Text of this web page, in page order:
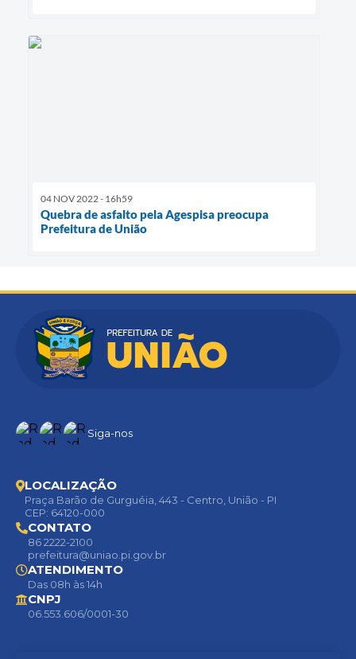
04 NOV 2022 - 16h59
Quebra de asfalto pela Agespisa preocupa
Prefeitura de União
Siga-nos
LOCALIZAÇÃO
Praça Barão de Gurguéia, 443 - Centro, União - PI
CEP: 64120-000
CONTATO
86 2222-2100
prefeitura@uniao.pi.gov.br
ATENDIMENTO
Das 08h às 14h
CNPJ
06.553.606/0001-30